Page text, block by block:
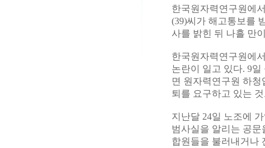
한국원자력연구원에
(39)씨가 해고통보를
사를 밝힌 뒤 나흘 만
한국원자력연구원에
논란이 일고 있다. 9
면 원자력연구원 하
퇴를 요구하고 있는
지난달 24일 노조에
범사실을 알리는 공
합원들을 불러내거나